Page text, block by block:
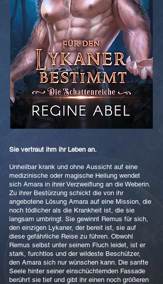
Sie vertraut ihm ihr Leben an.
Unheilbar krank und ohne Aussicht auf eine
medizinische oder magische Heilung wendet
sich Amara in ihrer Verzweiflung an die Weberin.
Zu ihrer Bestürzung schickt die von ihr
angebotene Lösung Amara auf eine Mission, die
noch tödlicher als die Krankheit ist, die sie
langsam umbringt. Sie gewinnt Remus für sich,
den einzigen Lykaner, der bereit ist, sie auf
diese gefährliche Reise zu führen. Obwohl
Remus selbst unter seinem Fluch leidet, ist er
stark, furchtlos und der wildeste Beschützer,
den Amara sich nur wünschen kann. Die sanfte
Seele hinter seiner einschüchternden Fassade
berührt sie tief und gibt ihr einen noch größeren